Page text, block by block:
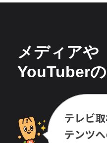
メディアや
YouTuber